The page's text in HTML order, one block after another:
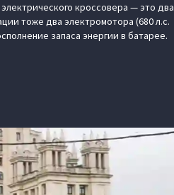
кроссовера — это два
тоже два электромотора (680 л.с.
запаса энергии в батарее.